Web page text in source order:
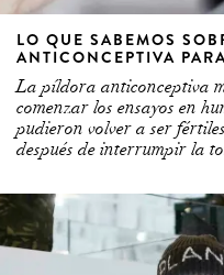
LO QUE SABEMOS
ANTICONCEPTIVA
La píldora anticonceptiva
comenzar los ensayos en
pudieron volver a ser
después de interrumpir la